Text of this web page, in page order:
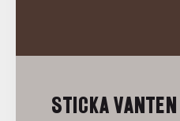
STICKA